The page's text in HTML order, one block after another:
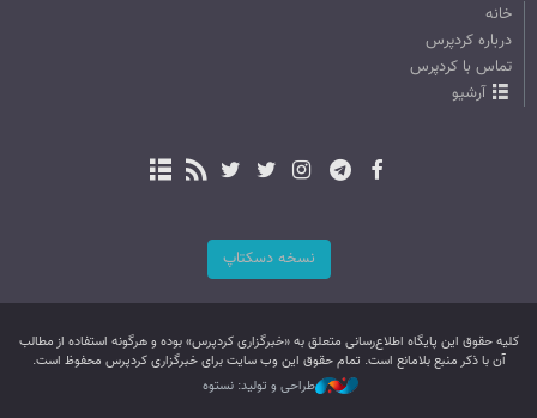
خانه
درباره کردپرس
تماس با کردپرس
آرشیو
نسخه دسکتاپ
کليه حقوق اين پایگاه اطلاع‌رسانی متعلق به «خبرگزاری کردپرس» بوده و هرگونه استفاده از مطالب
آن با ذکر منبع بلامانع است. تمام حقوق این وب سایت برای خبرگزاری کردپرس محفوظ است.
طراحی و تولید: نستوه